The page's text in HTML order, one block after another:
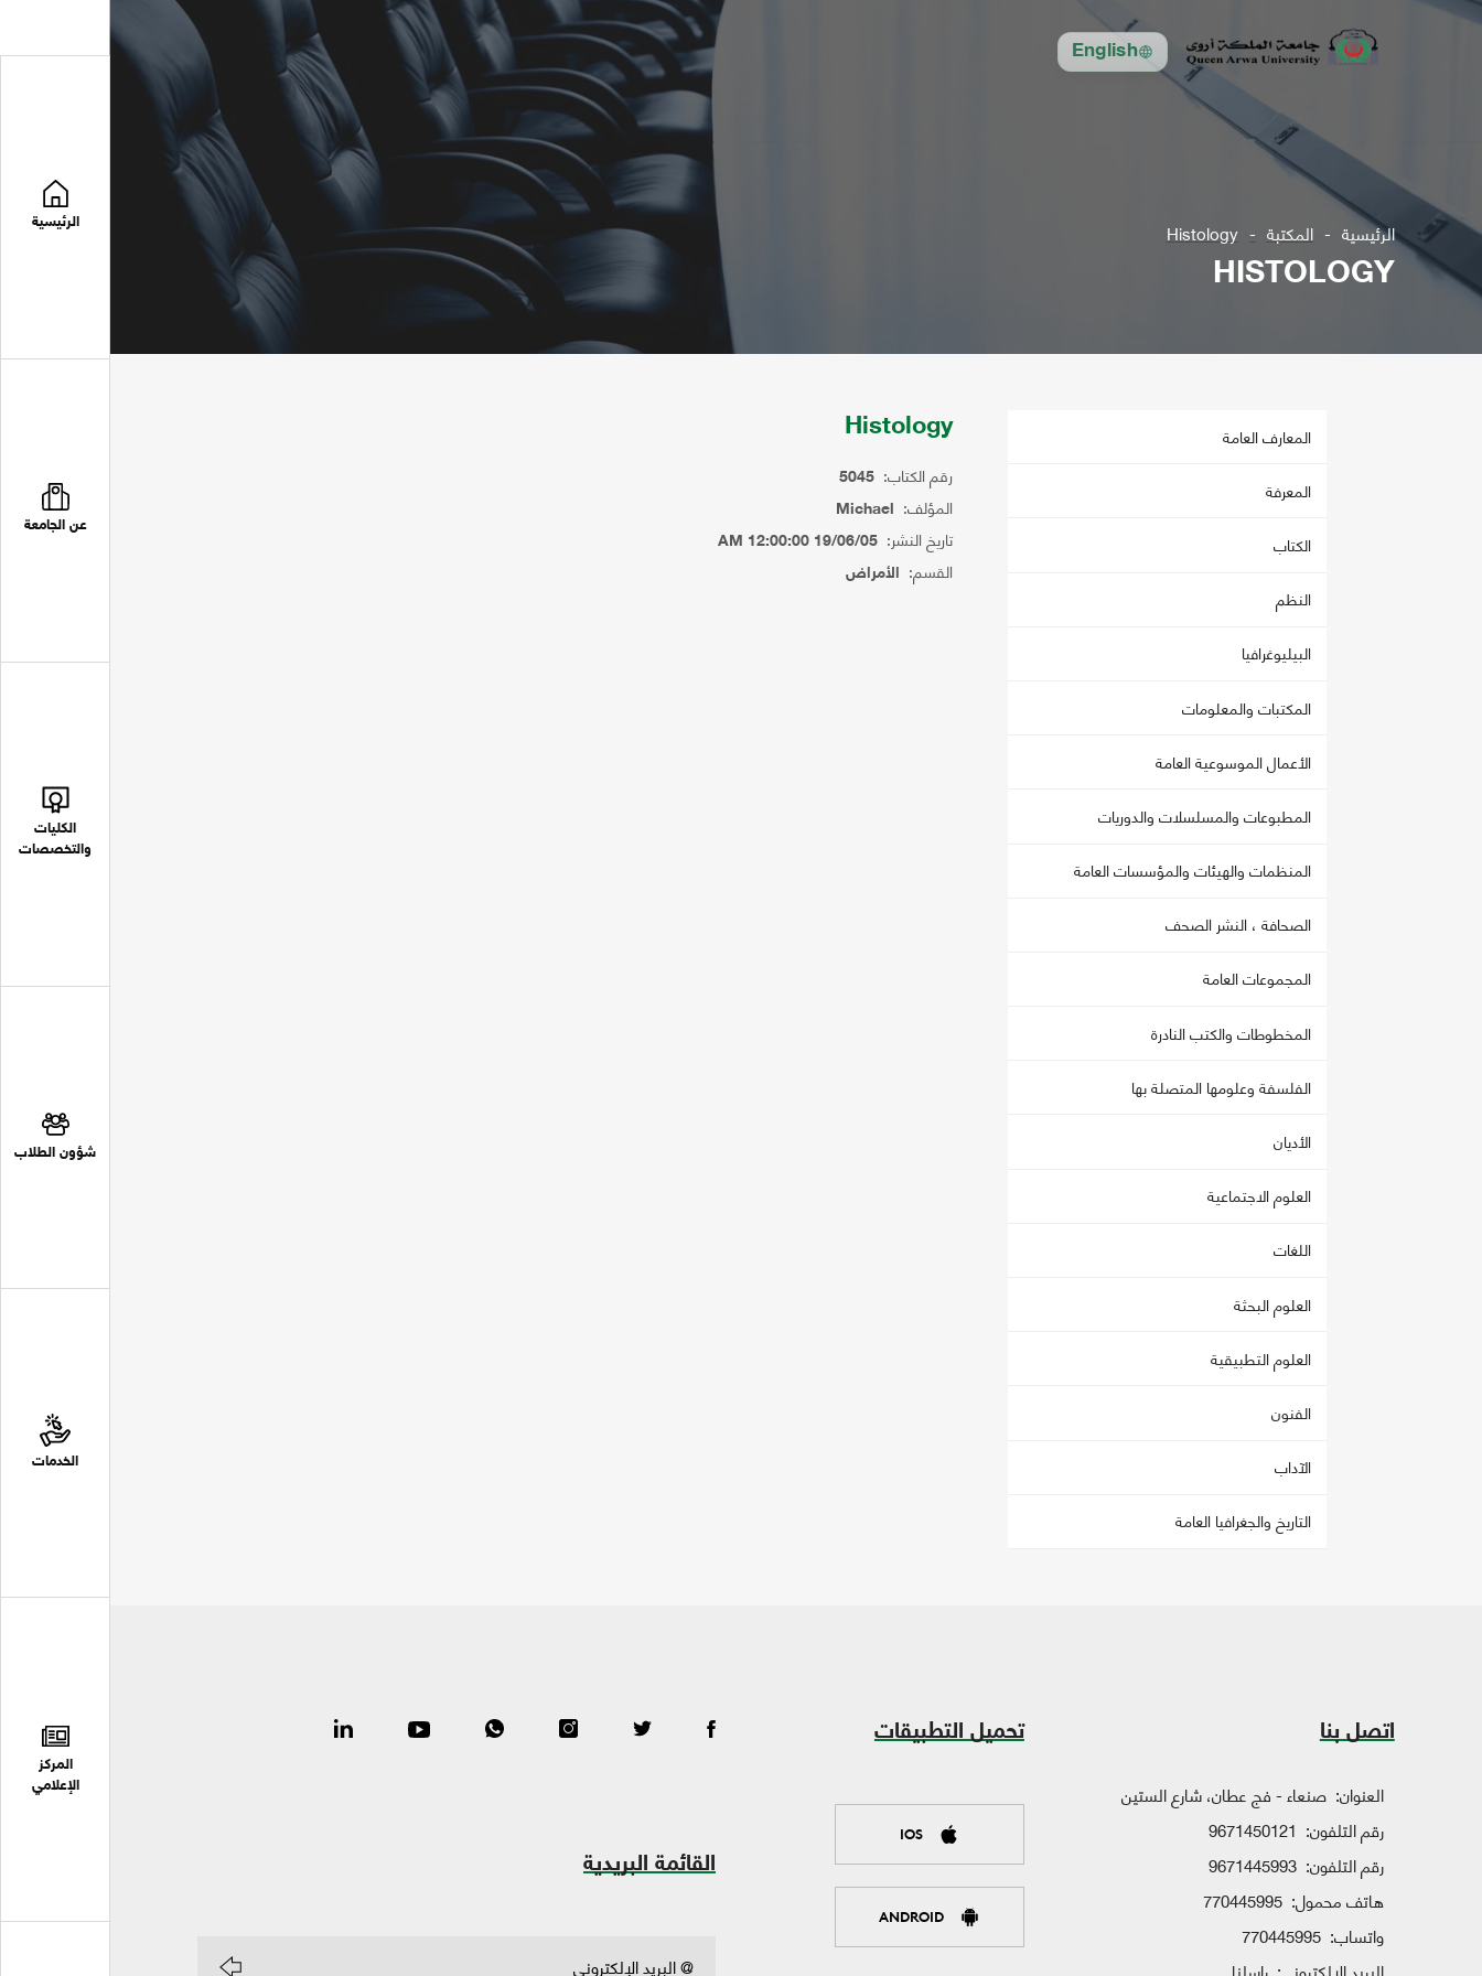
English
الرئيسية
عن الجامعة
الكليات
والتخصصات
شؤون الطلاب
الخدمات
المركز
الإعلامي
الرئيسية المكتبة Histology
HISTOLOGY
المعارف العامة
المعرفة
الكتاب
النظم
البيليوغرافيا
المكتبات والمعلومات
الأعمال الموسوعية العامة
المطبوعات والمسلسلات والدوريات
المنظمات والهيئات والمؤسسات العامة
الصحافة ، النشر الصحف
المجموعات العامة
المخطوطات والكتب النادرة
الفلسفة وعلومها المتصلة بها
الأديان
العلوم الاجتماعية
اللغات
العلوم البحثة
العلوم التطبيقية
الفنون
الآداب
التاريخ والجغرافيا العامة
Histology
رقم الكتاب: 5045
المؤلف: Michael
تاريخ النشر: 19/06/05 12:00:00 AM
القسم: الأمراض
اتصل بنا
العنوان: صنعاء - فج عطان، شارع الستين
رقم التلفون: 9671450121
رقم التلفون: 9671445993
هاتف محمول: 770445995
واتساب: 770445995
تحميل التطبيقات
IOS
ANDROID
القائمة البريدية